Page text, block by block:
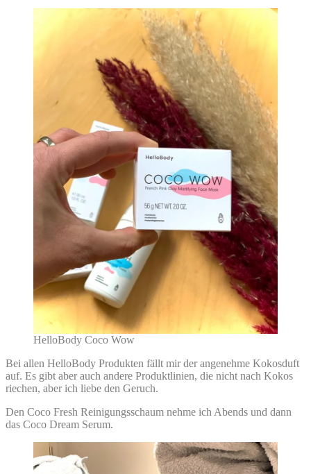
HelloBody Coco Wow
Bei allen HelloBody Produkten fällt mir der angenehme Kokosduft
auf. Es gibt aber auch andere Produktlinien, die nicht nach Kokos
riechen, aber ich liebe den Geruch.
Den Coco Fresh Reinigungsschaum nehme ich Abends und dann
das Coco Dream Serum.